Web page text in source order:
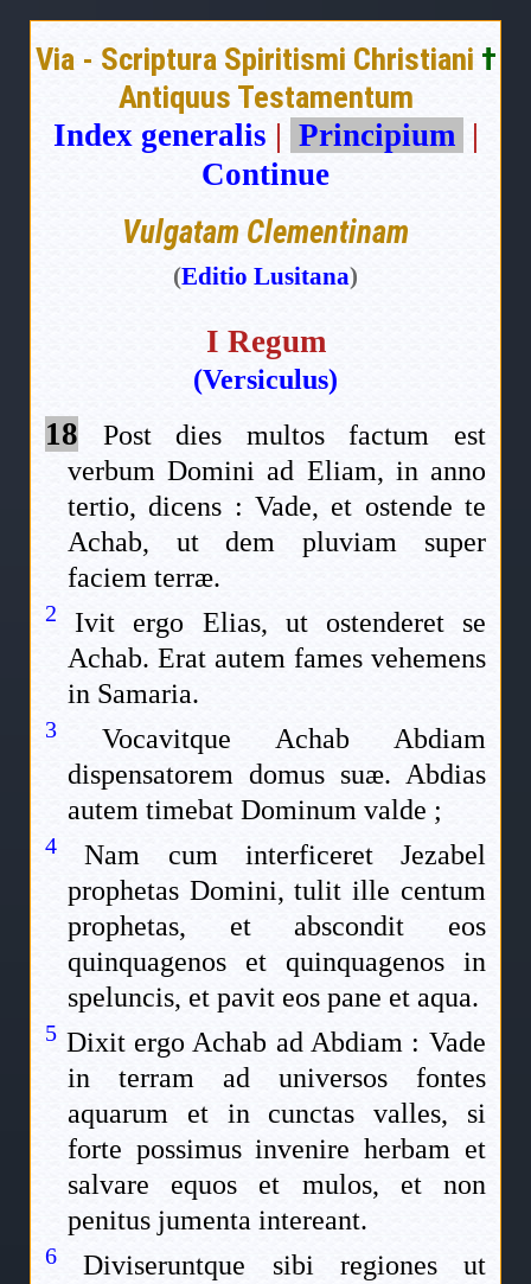
Via - Scriptura Spiritismi Christiani †
Antiquus Testamentum
Index generalis | Principium |
Continue
Vulgatam Clementinam
(Editio Lusitana)
I Regum
(Versiculus)
18 Post dies multos factum est
verbum Domini ad Eliam, in anno
tertio, dicens : Vade, et ostende te
Achab, ut dem pluviam super
faciem terræ.
2
Ivit ergo Elias, ut ostenderet se
Achab. Erat autem fames vehemens
in Samaria.
3
Vocavitque Achab Abdiam
dispensatorem domus suæ. Abdias
autem timebat Dominum valde ;
4
Nam cum interficeret Jezabel
prophetas Domini, tulit ille centum
prophetas, et abscondit eos
quinquagenos et quinquagenos in
speluncis, et pavit eos pane et aqua.
5 Dixit ergo Achab ad Abdiam : Vade
in terram ad universos fontes
aquarum et in cunctas valles, si
forte possimus invenire herbam et
salvare equos et mulos, et non
penitus jumenta intereant.
6
Diviseruntque sibi regiones ut